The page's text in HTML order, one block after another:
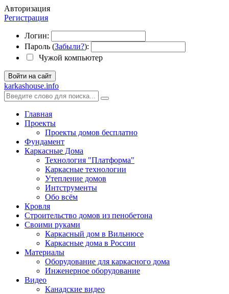
Авторизация
Регистрация
Логин:
Пароль (Забыли?):
Чужой компьютер
Войти на сайт
karkashouse.info
Главная
Проекты
Проекты домов бесплатно
Фундамент
Каркасные Дома
Технология "Платформа"
Каркасные технологии
Утепление домов
Интструменты
Обо всём
Кровля
Строительство домов из пенобетона
Своими руками
Каркасный дом в Вильнюсе
Каркасные дома в России
Материалы
Оборудование для каркасного дома
Инженерное оборудование
Видео
Канадские видео